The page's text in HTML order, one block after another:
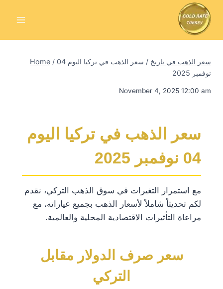
Home / سعر الذهب في تاريخ /
سعر الذهب في تركيا اليوم 04
نوفمبر 2025
November 4, 2025 12:00 am
سعر الذهب في تركيا اليوم
04 نوفمبر 2025
مع استمرار التغيرات في سوق الذهب التركي، نقدم
لكم تحديثاً شاملاً لأسعار الذهب بجميع عياراته، مع
مراعاة التأثيرات الاقتصادية المحلية والعالمية.
سعر صرف الدولار مقابل
التركي